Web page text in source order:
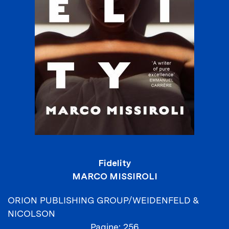
Fidelity
MARCO MISSIROLI
ORION PUBLISHING GROUP/WEIDENFELD &
NICOLSON
Pagine 256